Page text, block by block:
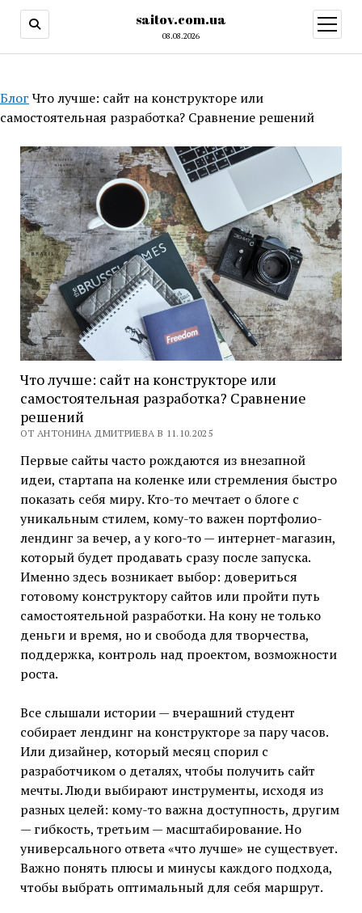
saitov.com.ua
08.08.2026
меню
Блог Что лучше: сайт на конструкторе или
самостоятельная разработка? Сравнение решений
Что лучше: сайт на конструкторе или
самостоятельная разработка? Сравнение
решений
ОТ АНТОНИНА ДМИТРИЕВА В 11.10.2025
Первые сайты часто рождаются из внезапной
идеи, стартапа на коленке или стремления быстро
показать себя миру. Кто-то мечтает о блоге с
уникальным стилем, кому-то важен портфолио-
лендинг за вечер, а у кого-то — интернет-магазин,
который будет продавать сразу после запуска.
Именно здесь возникает выбор: довериться
готовому конструктору сайтов или пройти путь
самостоятельной разработки. На кону не только
деньги и время, но и свобода для творчества,
поддержка, контроль над проектом, возможности
роста.
Все слышали истории — вчерашний студент
собирает лендинг на конструкторе за пару часов.
Или дизайнер, который месяц спорил с
разработчиком о деталях, чтобы получить сайт
мечты. Люди выбирают инструменты, исходя из
разных целей: кому-то важна доступность, другим
— гибкость, третьим — масштабирование. Но
универсального ответа «что лучше» не существует.
Важно понять плюсы и минусы каждого подхода,
чтобы выбрать оптимальный для себя маршрут.